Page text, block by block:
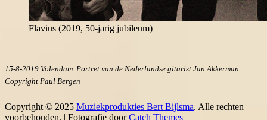
Flavius (2019, 50-jarig jubileum)
15-8-2019 Volendam. Portret van de Nederlandse gitarist Jan Akkerman.
Copyright Paul Bergen
Copyright © 2025 Muziekprodukties Bert Bijlsma. Alle rechten
voorbehouden. | Fotografie doorCatch Themes